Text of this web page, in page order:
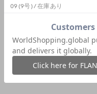
09(9号) 在庫あり